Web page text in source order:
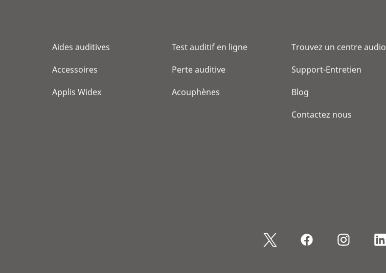
Aides auditives
Accessoires
Applis Widex
Test auditif en ligne
Perte auditive
Acouphènes
Trouvez un centre audio
Support-Entretien
Blog
Contactez nous